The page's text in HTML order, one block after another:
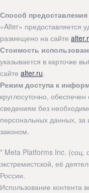
Способ
«Alter» предоставляется
размещено на сайте
Стоимость
указывается в карточке
сайте alter.ru.
Режим доступа к
круглосуточно,
сведениям без
персональных данных, за
законом.
* Meta Platforms Inc. (соц.
экстремистской, её
России.
Использование контента